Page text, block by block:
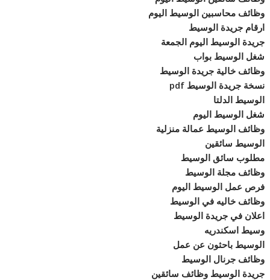
وظائف محاسبين الوسيط اليوم
ارقام جريدة الوسيط
جريدة الوسيط اليوم الجمعة
شغل الوسيط بواب
وظائف خالية جريدة الوسيط
نسخة جريدة الوسيط pdf
الوسيط الدلتا
شغل الوسيط اليوم
وظائف الوسيط عمالة منزلية
الوسيط سائقين
مطلوب سائق الوسيط
وظائف مجلة الوسيط
فرص عمل الوسيط اليوم
وظائف خاليه في الوسيط
اعلان في جريدة الوسيط
وسيط اسكندريه
الوسيط باحثون عن عمل
وظائف جرنال الوسيط
جريدة الوسيط وظائف سائقين